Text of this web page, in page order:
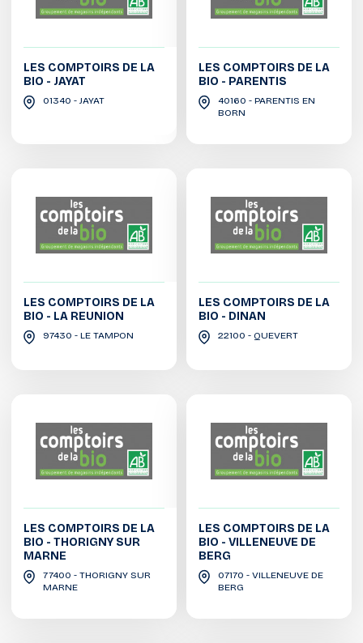
LES COMPTOIRS DE LA
BIO - JAYAT
01340 - JAYAT
LES COMPTOIRS DE LA
BIO - PARENTIS
40160 - PARENTIS EN
BORN
LES COMPTOIRS DE LA
BIO - LA REUNION
97430 - LE TAMPON
LES COMPTOIRS DE LA
BIO - DINAN
22100 - QUEVERT
LES COMPTOIRS DE LA
BIO - THORIGNY SUR
MARNE
77400 - THORIGNY SUR
MARNE
LES COMPTOIRS DE LA
BIO - VILLENEUVE DE
BERG
07170 - VILLENEUVE DE
BERG